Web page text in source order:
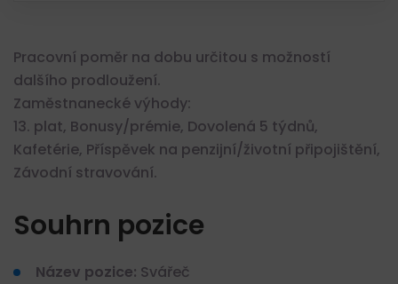
Pracovní poměr na dobu určitou s možností
dalšího prodloužení.
Zaměstnanecké výhody:
13. plat, Bonusy/prémie, Dovolená 5 týdnů,
Kafetérie, Příspěvek na penzijní/životní připojištění,
Závodní stravování.
Souhrn pozice
Název pozice: Svářeč